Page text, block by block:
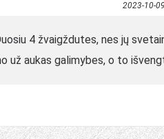
2023-10-
4 žvaigždutes, nes jų
už aukas galimybes, o to